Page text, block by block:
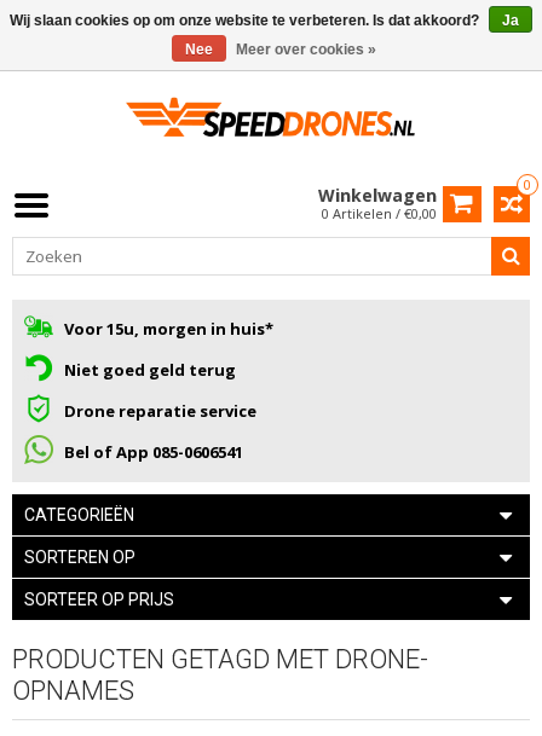
0
Winkelwagen
0 Artikelen / €0,00
Voor 15u, morgen in huis*
Niet goed geld terug
Drone reparatie service
Bel of App 085-0606541
CATEGORIEËN
SORTEREN OP
SORTEER OP PRIJS
PRODUCTEN GETAGD MET DRONE-
OPNAMES
Wij slaan cookies op om onze website te verbeteren. Is dat akkoord?
Ja
Nee
Meer over cookies »